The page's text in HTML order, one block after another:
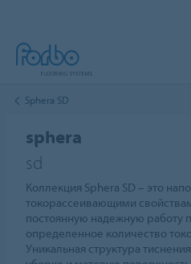
Sphera SD
sphera
sd
Коллекция Sphera SD – это
токорассеивающими
постоянную надежную работу
определенное количество
Уникальная структура